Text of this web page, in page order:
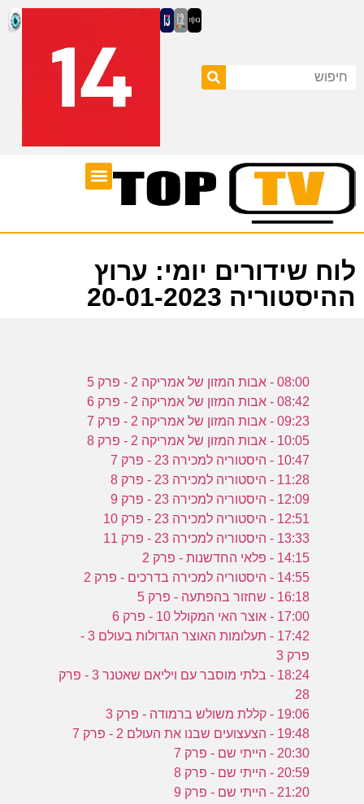
לוח שידורים יומי: ערוץ
ההיסטוריה 20-01-2023
08:00 - אבות המזון של אמריקה 2 - פרק 5
08:42 - אבות המזון של אמריקה 2 - פרק 6
09:23 - אבות המזון של אמריקה 2 - פרק 7
10:05 - אבות המזון של אמריקה 2 - פרק 8
10:47 - היסטוריה למכירה 23 - פרק 7
11:28 - היסטוריה למכירה 23 - פרק 8
12:09 - היסטוריה למכירה 23 - פרק 9
12:51 - היסטוריה למכירה 23 - פרק 10
13:33 - היסטוריה למכירה 23 - פרק 11
14:15 - פלאי החדשנות - פרק 2
14:55 - היסטוריה למכירה בדרכים - פרק 2
16:18 - שחזור בהפתעה - פרק 5
17:00 - אוצר האי המקולל 10 - פרק 6
17:42 - תעלומות האוצר הגדולות בעולם 3 -
פרק 3
18:24 - בלתי מוסבר עם ויליאם שאטנר 3 - פרק
28
19:06 - קללת משולש ברמודה - פרק 3
19:48 - הצעצועים שבנו את העולם 2 - פרק 7
20:30 - הייתי שם - פרק 7
20:59 - הייתי שם - פרק 8
21:20 - הייתי שם - פרק 9